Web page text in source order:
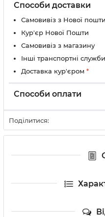
Способи доставки
Самовивіз з Нової пошти
Кур'єр Нової Пошти
Самовивіз з магазину
Інші транспортні служби
Доставка кур'єром *
Способи оплати
Поділитися: